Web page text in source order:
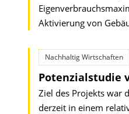
Aktivierung von
Nachhaltig Wirtschaften
Potenzialstudie
Ziel des Projekts war
derzeit in einem